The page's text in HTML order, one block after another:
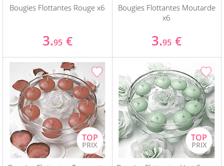
Bougies Flottantes Rouge x6
3.95 €
Bougies Flottantes Moutarde
x6
3.95 €